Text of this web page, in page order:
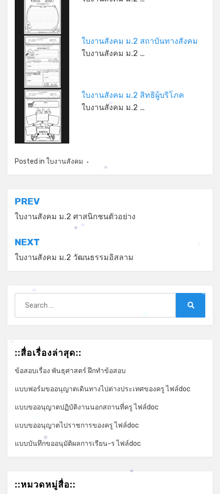
ใบงานสังคม ม.2 สถาบันทางสังคม
ใบงานสังคม ม.2 …
ใบงานสังคม ม.2 สิทธิผู้บริโภค
ใบงานสังคม ม.2 …
Posted in ใบงานสังคม
แนะแนว
เรื่อง
PREV
ใบงานสังคม ม.2 ศาสนิกชนตัวอย่าง
NEXT
ใบงานสังคม ม.2 วัฒนธรรมอิสลาม
for:
::สื่อเรื่องล่าสุด::
ข้อสอบเรื่อง พันธุศาสตร์ ฝึกทำข้อสอบ
แบบฟอร์มขออนุญาตเดินทางไปต่างประเทศของครู ไฟล์doc
แบบขออนุญาตปฏิบัติงานนอกสถานที่ครู ไฟล์doc
แบบขออนุญาตไปราชการของครู ไฟล์doc
แบบบันทึกขออนุมัติผลการเรียน-ร ไฟล์doc
::หมวดหมู่สื่อ::
*
*
*